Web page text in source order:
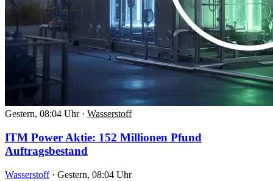
Gestern, 08:04 Uhr · Wasserstoff
ITM Power Aktie: 152 Millionen Pfund
Auftragsbestand
Wasserstoff · Gestern, 08:04 Uhr